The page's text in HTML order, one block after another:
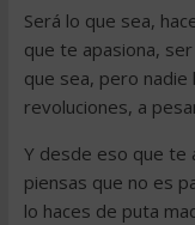
Será lo que sea,
que te apasiona,
que sea, pero
revoluciones, a
Y desde eso que te
piensas que no es
lo haces de puta